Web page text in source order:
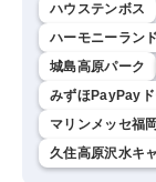
ハウステンボス
ハーモニーラン
城島高原パーク
みずほPayPayド
マリンメッセ福
久住高原沢水キ